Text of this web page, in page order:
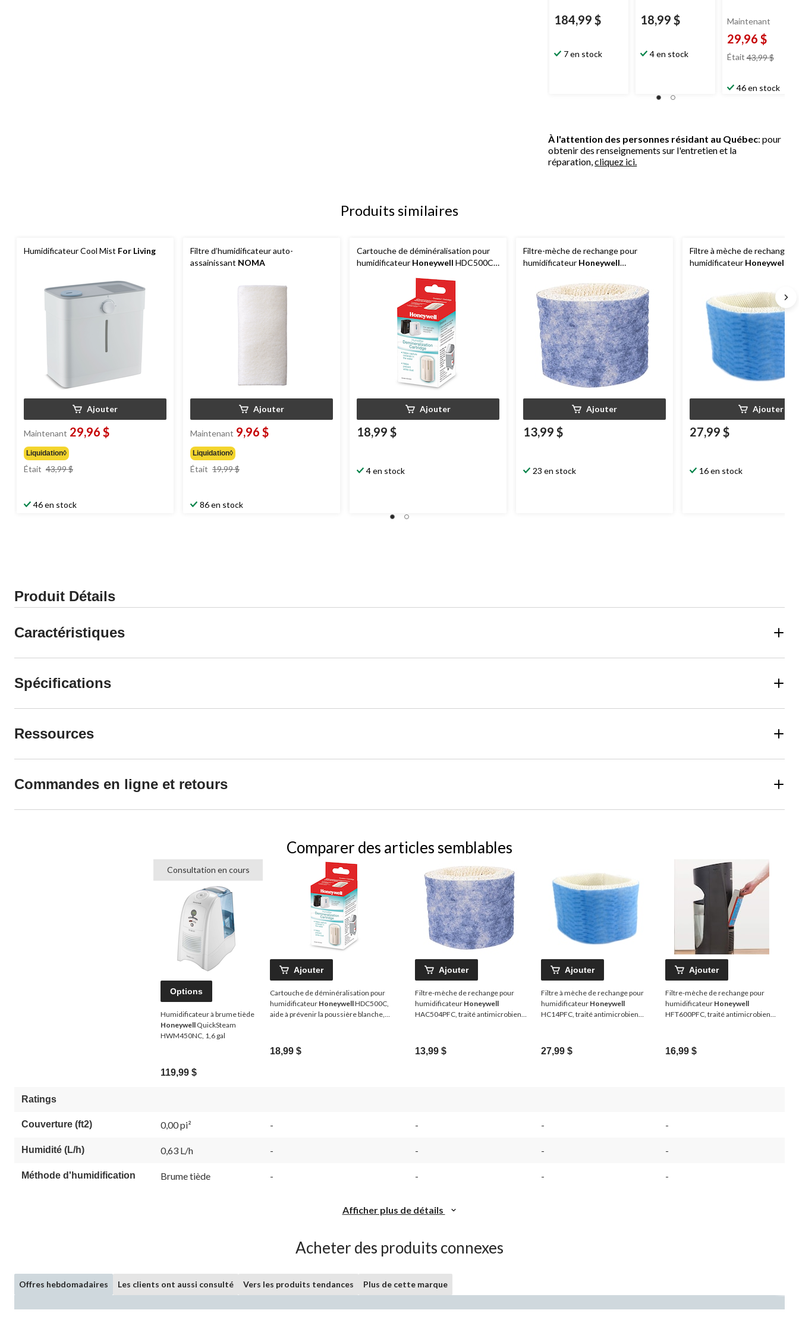
184,99 $
7 en stock
18,99 $
4 en stock
Maintenant
29,96 $
Était 43,99 $prix
46 en stock
À l'attention des personnes résidant au Québec: pour
obtenir des renseignements sur l'entretien et la
réparation,cliquez ici.
Produits similaires
Humidificateur Cool Mist For Living
Ajouter
Maintenant 29,96 $
Liquidation◊
Était 43,99 $
46 en stock
Filtre d’humidificateur auto-
assainissant NOMA
Ajouter
Maintenant 9,96 $
Liquidation◊
Était 19,99 $
86 en stock
Cartouche de déminéralisation pour
humidificateur Honeywell HDC500C,
Ajouter
18,99 $
4 en stock
Filtre-mèche de rechange pour
humidificateur Honeywell
Protec, filtre A
Ajouter
13,99 $
23 en stock
Filtre à mèche de rechange
humidificateur Honeywell
Ajouter
27,99 $
16 en stock
Produit Détails
Caractéristiques
Spécifications
Ressources
Commandes en ligne et retours
Comparer des articles semblables
Consultation en cours
Options
Humidificateur à brume tiède
Honeywell QuickSteam
HWM450NC, 1,6 gal
119,99 $
Ajouter
Cartouche de déminéralisation pour
humidificateur HoneywellHDC500C,
aide à prévenir la poussière blanche,
18,99 $
Ajouter
Filtre-mèche de rechange pour
humidificateur Honeywell
HAC504PFC, traité antimicrobien
13,99 $
Ajouter
Filtre à mèche de rechange pour
humidificateur Honeywell
HC14PFC, traité antimicrobien
27,99 $
Ajouter
Filtre-mèche de rechange pour
humidificateur Honeywell
HFT600PFC, traité antimicrobien
16,99 $
Ratings
Couverture (ft2) 0,00 pi² - - - -
Humidité (L/h) 0,63 L/h - - - -
Méthode d'humidification Brume tiède - - - -
Afficher plus de détails
Acheter des produits connexes
Offres hebdomadaires Les clients ont aussi consulté Vers les produits tendances Plus de cette marque